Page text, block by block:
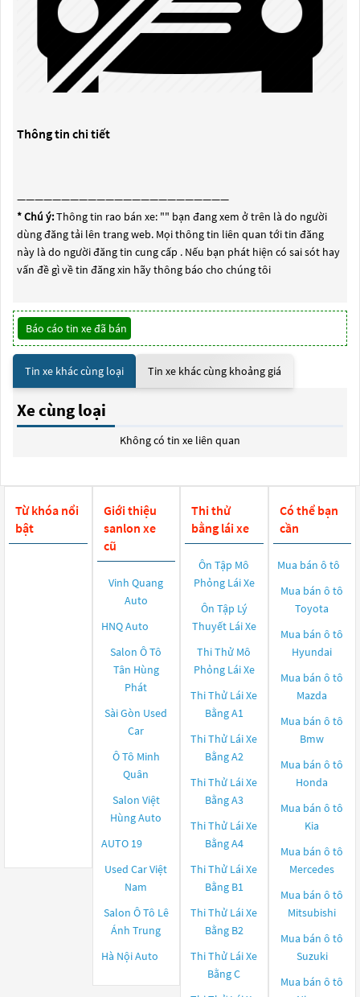
Thông tin chi tiết
————————————————————————
* Chú ý:Thông tin rao bán xe: "" bạn đang xem ở trên là do người
dùng đăng tải lên trang web. Mọi thông tin liên quan tới tin đăng
này là do người đăng tin cung cấp . Nếu bạn phát hiện có sai sót hay
vấn đề gì về tin đăng xin hãy thông báo cho chúng tôi
Báo cáo tin xe đã bán
Tin xe khác cùng loại Tin xe khác cùng khoảng giá
Xe cùng loại
Không có tin xe liên quan
Từ khóa nổi
bật
Giới thiệu
sanlon xe
cũ
Vinh Quang
Auto
HNQ Auto
Salon Ô Tô
Tân Hùng
Phát
Sài Gòn Used
Car
Ô Tô Minh
Quân
Salon Việt
Hùng Auto
AUTO 19
Used Car Việt
Nam
Salon Ô Tô Lê
Ánh Trung
Hà Nội Auto
Thi thử
bằng lái xe
Ôn Tập Mô
Phỏng Lái Xe
Ôn Tập Lý
Thuyết Lái Xe
Thi Thử Mô
Phỏng Lái Xe
Thi Thử Lái Xe
Bằng A1
Thi Thử Lái Xe
Bằng A2
Thi Thử Lái Xe
Bằng A3
Thi Thử Lái Xe
Bằng A4
Thi Thử Lái Xe
Bằng B1
Thi Thử Lái Xe
Bằng B2
Thi Thử Lái Xe
Bằng C
Có thể bạn
cần
Mua bán ô tô
Mua bán ô tô
Toyota
Mua bán ô tô
Hyundai
Mua bán ô tô
Mazda
Mua bán ô tô
Bmw
Mua bán ô tô
Honda
Mua bán ô tô
Kia
Mua bán ô tô
Mercedes
Mua bán ô tô
Mitsubishi
Mua bán ô tô
Suzuki
Mua bán ô tô